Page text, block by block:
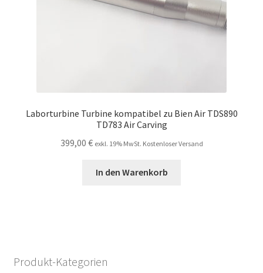
Laborturbine Turbine kompatibel zu Bien Air TDS890
TD783 Air Carving
399,00 € exkl. 19% MwSt. Kostenloser Versand
In den Warenkorb
Produkt-Kategorien